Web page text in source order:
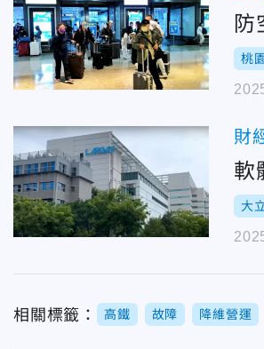
防
桃
財
軟
大
相關標籤： 高鐵 故障 降維營運